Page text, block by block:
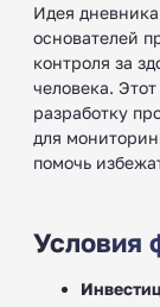
Идея
основателей
контроля за
человека.
разработку
для
помочь
Условия